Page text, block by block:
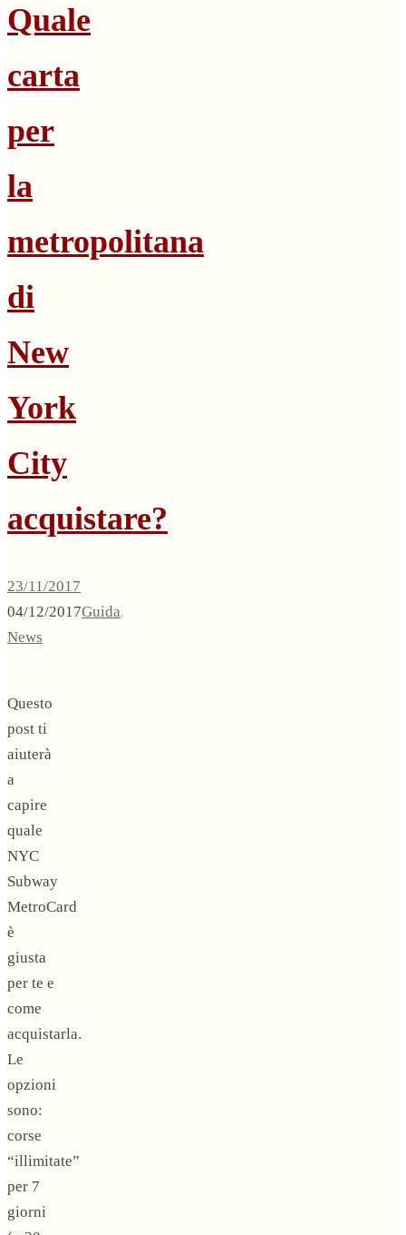
Quale
carta
per
la
metropolitana
di
New
York
City
acquistare?
23/11/2017
04/12/2017Guida,
News
Questo
post ti
aiuterà
a
capire
quale
NYC
Subway
MetroCard
è
giusta
per te e
come
acquistarla.
Le
opzioni
sono:
corse
“illimitate”
per 7
giorni